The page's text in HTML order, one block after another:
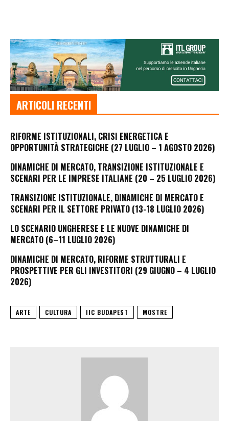
ARTICOLI RECENTI
RIFORME ISTITUZIONALI, CRISI ENERGETICA E
OPPORTUNITÀ STRATEGICHE (27 LUGLIO – 1 AGOSTO 2026)
DINAMICHE DI MERCATO, TRANSIZIONE ISTITUZIONALE E
SCENARI PER LE IMPRESE ITALIANE (20 – 25 LUGLIO 2026)
TRANSIZIONE ISTITUZIONALE, DINAMICHE DI MERCATO E
SCENARI PER IL SETTORE PRIVATO (13-18 LUGLIO 2026)
LO SCENARIO UNGHERESE E LE NUOVE DINAMICHE DI
MERCATO (6–11 LUGLIO 2026)
DINAMICHE DI MERCATO, RIFORME STRUTTURALI E
PROSPETTIVE PER GLI INVESTITORI (29 GIUGNO – 4 LUGLIO
2026)
ARTE CULTURA IIC BUDAPEST MOSTRE